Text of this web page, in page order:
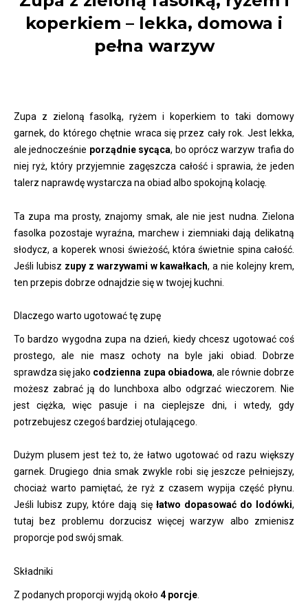
koperkiem – lekka, domowa i
pełna warzyw
Zupa z zieloną fasolką, ryżem i koperkiem to taki domowy
garnek, do którego chętnie wraca się przez cały rok. Jest lekka,
ale jednocześnie porządnie sycąca, bo oprócz warzyw trafia do
niej ryż, który przyjemnie zagęszcza całość i sprawia, że jeden
talerz naprawdę wystarcza na obiad albo spokojną kolację.
Ta zupa ma prosty, znajomy smak, ale nie jest nudna. Zielona
fasolka pozostaje wyraźna, marchew i ziemniaki dają delikatną
słodycz, a koperek wnosi świeżość, która świetnie spina całość.
Jeśli lubisz zupy z warzywami w kawałkach, a nie kolejny krem,
ten przepis dobrze odnajdzie się w twojej kuchni.
Dlaczego warto ugotować tę zupę
To bardzo wygodna zupa na dzień, kiedy chcesz ugotować coś
prostego, ale nie masz ochoty na byle jaki obiad. Dobrze
sprawdza się jako codzienna zupa obiadowa, ale równie dobrze
możesz zabrać ją do lunchboxa albo odgrzać wieczorem. Nie
jest ciężka, więc pasuje i na cieplejsze dni, i wtedy, gdy
potrzebujesz czegoś bardziej otulającego.
Dużym plusem jest też to, że łatwo ugotować od razu większy
garnek. Drugiego dnia smak zwykle robi się jeszcze pełniejszy,
chociaż warto pamiętać, że ryż z czasem wypija część płynu.
Jeśli lubisz zupy, które dają się łatwo dopasować do lodówki,
tutaj bez problemu dorzucisz więcej warzyw albo zmienisz
proporcje pod swój smak.
Składniki
Z podanych proporcji wyjdą około 4 porcje